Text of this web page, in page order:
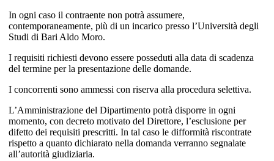
In ogni caso il contraente non potrà assumere,
contemporaneamente, più di un incarico presso l’Università degli
Studi di Bari Aldo Moro.
I requisiti richiesti devono essere posseduti alla data di scadenza
del termine per la presentazione delle domande.
I concorrenti sono ammessi con riserva alla procedura selettiva.
L’Amministrazione del Dipartimento potrà disporre in ogni
momento, con decreto motivato del Direttore, l’esclusione per
difetto dei requisiti prescritti. In tal caso le difformità riscontrate
rispetto a quanto dichiarato nella domanda verranno segnalate
all’autorità giudiziaria.